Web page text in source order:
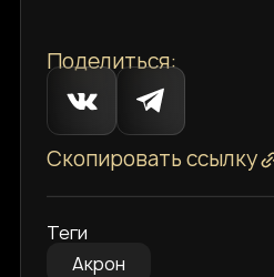
Поделиться:
Скопировать ссылку
Теги
Акрон